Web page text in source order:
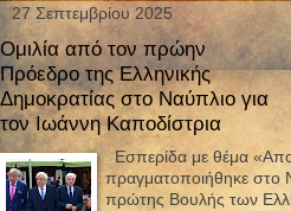
27 Σεπτεμβρίου 2025
Ομιλία από τον πρώην
Πρόεδρο της Ελληνικής
Δημοκρατίας στο Ναύπλιο για
τον Ιωάννη Καποδίστρια
Εσπερίδα με θέμα
πραγματοποιήθηκε στο
πρώτης Βουλής των